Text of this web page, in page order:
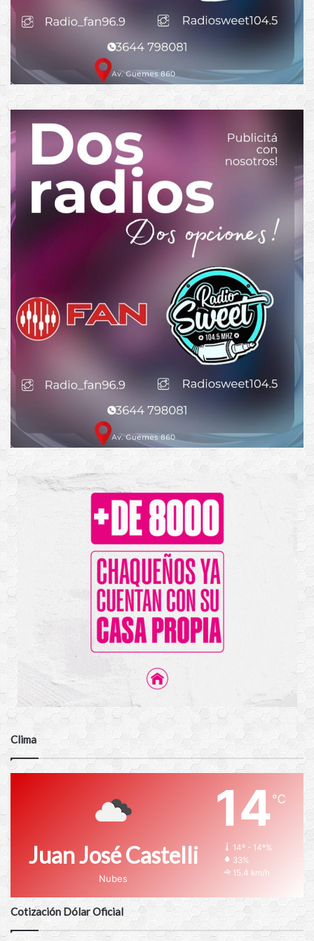
Clima
Juan José Castelli
Nubes
14℃
14º - 14º%
33%
15.4 km/h
Cotización Dólar Oficial